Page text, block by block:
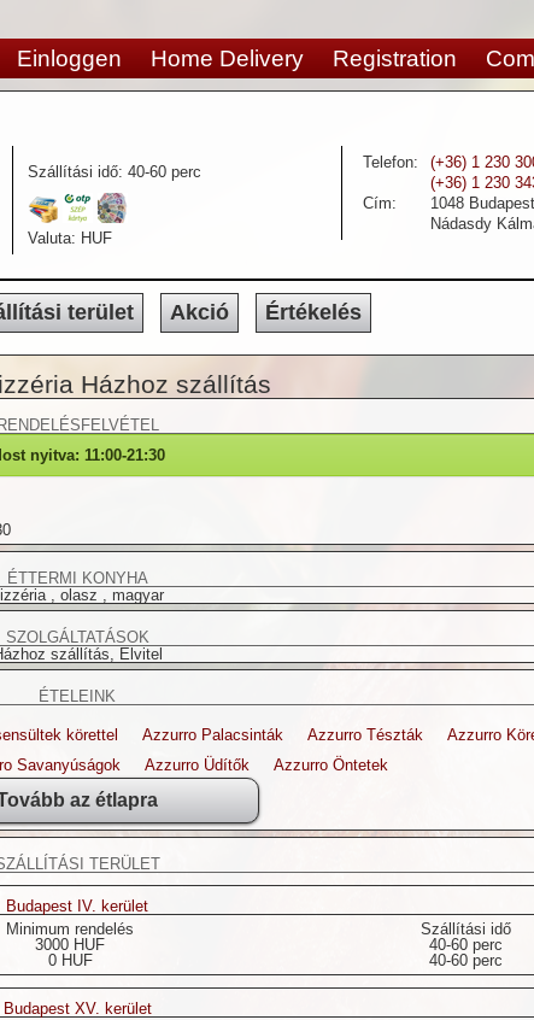
Einloggen Home Delivery Registration
Szállítási idő:40-60 perc
Valuta: HUF
Telefon:
(+36) 1 230
(+36) 1 230
Cím:
1048
Nádasdy
terület Akció Értékelés
Házhoz szállítás
RENDELÉSFELVÉTEL
nyitva: 11:00-21:30
ÉTTERMI KONYHA
, olasz , magyar
SZOLGÁLTATÁSOK
szállítás, Elvitel
ÉTELEINK
körettel Azzurro Palacsinták Azzurro Tészták
Azzurro
Savanyúságok Azzurro Üdítők Azzurro Öntetek
az étlapra
TERÜLET
Budapest IV. kerület
Minimum rendelés
Szállítási idő
3000 HUF
40-60 perc
0 HUF 40-60 perc
Budapest XV. kerület